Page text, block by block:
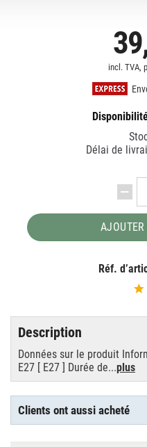
incl. TVA,
Délai de
Réf.
Description
Données sur le produit
E27 [ E27 ] Durée de...plus
Clients ont aussi acheté